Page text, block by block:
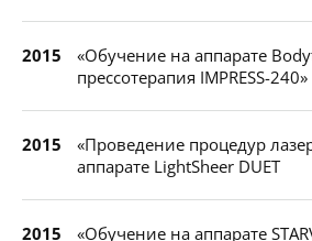
2015
«Обучение на аппарате
прессотерапия IMPRESS-240»
2015
«Проведение процедур
аппарате LightSheer DUET
2015 «Обучение на аппарате